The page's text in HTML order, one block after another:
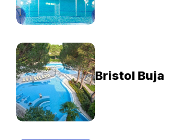
Bristol Buja